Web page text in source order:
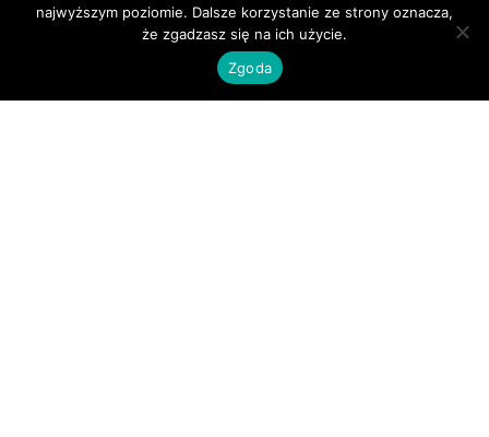
11 czerwca 2026
najwyższym poziomie. Dalsze korzystanie ze strony oznacza,
że zgadzasz się na ich użycie.
Zgoda